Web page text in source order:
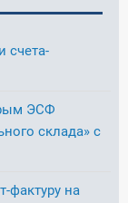
счета-
ЭСФ
склада» с
фактуру на